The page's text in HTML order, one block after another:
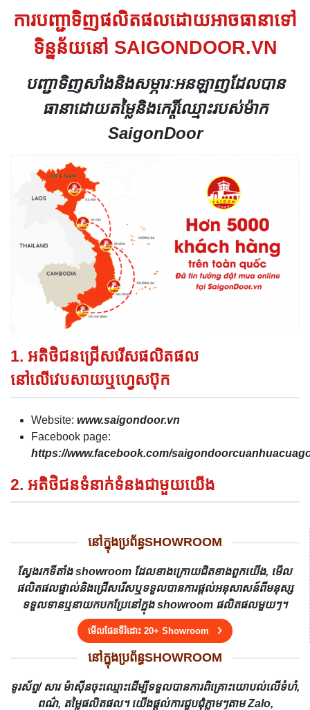
ការបញ្ជាទិញផលិតផលដោយអាចធានាទៅ
ទិន្នន័យនៅ SAIGONDOOR.VN
បញ្ជាទិញសាំងនិងសម្ភារៈអនឡាញដែលបាន
ធានាដោយតម្លៃនិងកេរ្តិ៍ឈ្មោះរបស់ម៉ាក
SaigonDoor
1. អតិថិជនជ្រើសរើសផលិតផល
នៅលើវេបសាយឬហ្វេសប៊ុក
Website: www.saigondoor.vn
Facebook page:
https://www.facebook.com/
2. អតិថិជនទំនាក់ទំនងជាមួយយើង
នៅក្នុងប្រព័ន្ធSHOWROOM
ស្វែងរកទីតាំង showroom ដែលខាងក្រោយជិតខាងពួកយើង, មើល
ផលិតផលផ្ទាល់និងជ្រើសរើសឬទទួលបានការផ្តល់អនុសាសន៍ពីមនុស្ស
ទទួលទានឬនាយកបកប្រែនៅក្នុង showroom ផលិតផលមួយៗ។
មើលផែនទីរំដោះ 20+ Showroom
នៅក្នុងប្រព័ន្ធSHOWROOM
ទូរស័ព្ទ/ សារ ម៉ាស៊ីនចុះឈ្មោះដើម្បីទទួលបានការពិគ្រោះយោបល់លើទំហំ,
ពណ៌, តម្លៃផលិតផល។ យើងផ្តល់ការជួបជុំភ្លាមៗតាម Zalo,